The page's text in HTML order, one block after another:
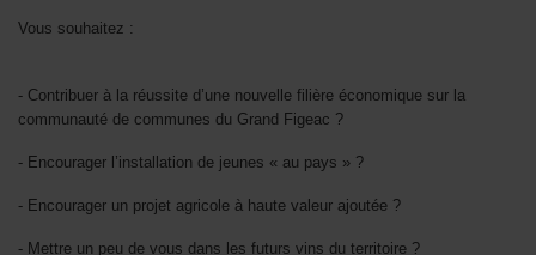
Vous souhaitez :
- Contribuer à la réussite d’une nouvelle filière économique sur la
communauté de communes du Grand Figeac ?
- Encourager l’installation de jeunes « au pays » ?
- Encourager un projet agricole à haute valeur ajoutée ?
- Mettre un peu de vous dans les futurs vins du territoire ?